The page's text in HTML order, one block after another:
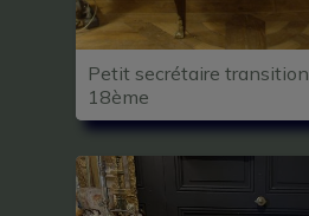
Petit secrétaire transition
18ème